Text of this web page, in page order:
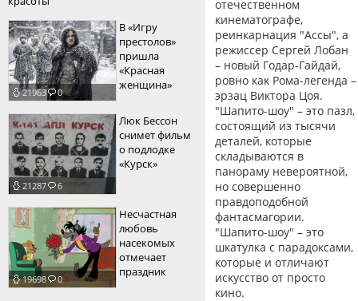
пїЅпїЅпїЅпїЅпїЅпїЅпїЅпїЅпїЅпїЅ
21963 0
В «Игру
престолов»
пришла
«Красная
женщина»
21287 6
Люк Бессон
снимет фильм
о подлодке
«Курск»
19698 0
Несчастная
любовь
насекомых
отмечает
праздник
отечественном
кинематографе,
реинкарнация "Ассы", а
режиссер Сергей Лобан
– новый Годар-Гайдай,
ровно как Рома-легенда –
эрзац Виктора Цоя.
"Шапито-шоу" – это пазл,
состоящий из тысячи
деталей, которые
складываются в
панораму невероятной,
но совершенно
правдоподобной
фантасмагории.
"Шапито-шоу" – это
шкатулка с парадоксами,
которые и отличают
искусство от просто
кино.